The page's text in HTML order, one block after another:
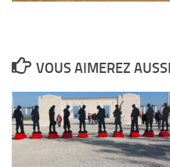
VOUS AIMEREZ